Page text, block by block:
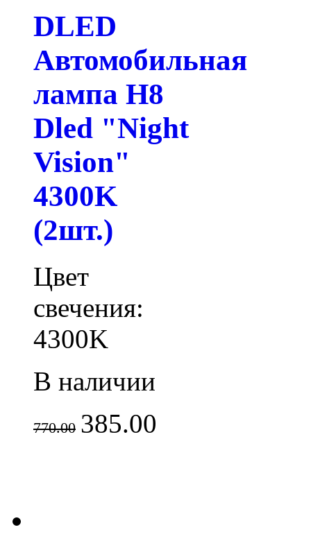
DLED
Автомобильная
лампа H8
Dled "Night
Vision"
4300K
(2шт.)
Цвет
свечения:
4300K
В наличии
770.00 385.00